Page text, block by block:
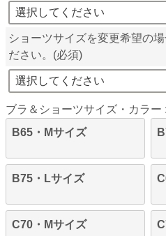
ショーツサイズを変更希望の
ださい。 (必須)
ブラ＆ショーツサイズ・カラー
B65・Mサイズ
B75・Lサイズ
C70・Mサイズ